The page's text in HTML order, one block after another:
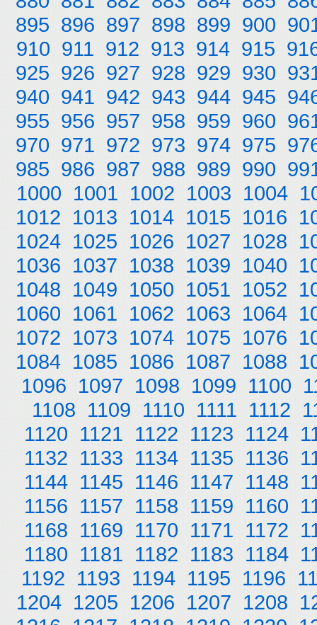
895 896 897 898 899 900
910 911 912 913 914 915
925 926 927 928 929 930
940 941 942 943 944 945
955 956 957 958 959 960
970 971 972 973 974 975
985 986 987 988 989 990
1000 1001 1002 1003 1004
1012 1013 1014 1015 1016
1024 1025 1026 1027 1028
1036 1037 1038 1039 1040
1048 1049 1050 1051 1052
1060 1061 1062 1063 1064
1072 1073 1074 1075 1076
1084 1085 1086 1087 1088
1096 1097 1098 1099 1100
1108 1109 1110 1111 1112
1120 1121 1122 1123 1124
1132 1133 1134 1135 1136
1144 1145 1146 1147 1148
1156 1157 1158 1159 1160
1168 1169 1170 1171 1172
1180 1181 1182 1183 1184
1192 1193 1194 1195 1196
1204 1205 1206 1207 1208